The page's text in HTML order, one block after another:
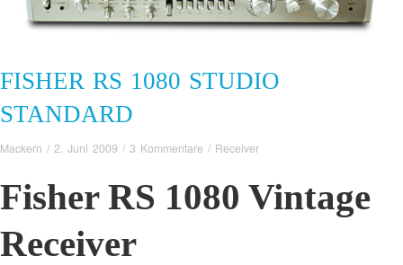
FISHER RS 1080 STUDIO
STANDARD
Mackern / 2. Juni 2009 / 3 Kommentare / Receiver
Fisher RS 1080 Vintage
Receiver